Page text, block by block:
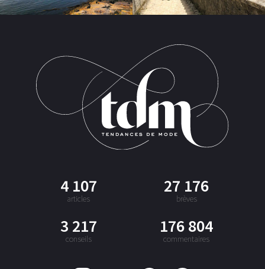
4 107
articles
27 176
brèves
3 217
conseils
176 804
commentaires